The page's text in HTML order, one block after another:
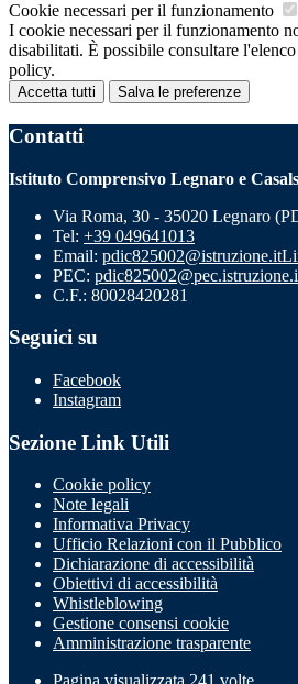
Cookie necessari per il funzionamento
I cookie necessari per il funzionamento
disabilitati. È possibile consultare
policy.
Accetta tutti Salva le preferenze
Contatti
Istituto Comprensivo Legnaro e
Via Roma, 30 - 35020 Legnaro
Tel: +39 049641013
Email: pdic825002@istruzione.it
PEC:
C.F.: 80028420281
Seguici su
Facebook
Instagram
Sezione Link Utili
Cookie policy
Note legali
Informativa Privacy
Ufficio Relazioni con il Pubblico
Dichiarazione di accessibilità
Obiettivi di accessibilità
Whistleblowing
Gestione consensi cookie
Amministrazione trasparente